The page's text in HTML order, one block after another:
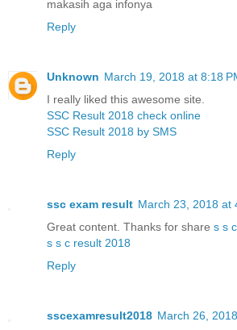
makasih aga infonya
Reply
Unknown March 19, 2018 at 8:18
I really liked this awesome site.
SSC Result 2018 check online
SSC Result 2018 by SMS
Reply
ssc exam result March 23, 2018 at
Great content. Thanks for share s s
s s c result 2018
Reply
sscexamresult2018 March 26,